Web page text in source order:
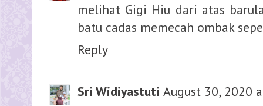
melihat Gigi Hiu dari atas
batu cadas memecah ombak
Reply
Sri Widiyastuti August 30, 2020